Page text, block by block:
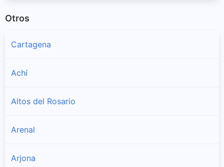
Otros
Cartagena
Achí
Altos del Rosario
Arenal
Arjona